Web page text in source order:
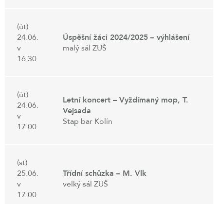
(út)
24.06.
v
16:30
Úspěšní žáci 2024/2025 – výhlášení
malý sál ZUŠ
(út)
24.06.
v
17:00
Letní koncert – Vyždímaný mop, T.
Vejsada
Stap bar Kolín
(st)
25.06.
v
17:00
Třídní schůzka – M. Vlk
velký sál ZUŠ